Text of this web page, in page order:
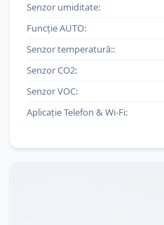
Senzor umiditate:
Funcție AUTO:
Senzor temperatură::
Senzor CO2:
Senzor VOC:
Aplicație Telefon & Wi-Fi: